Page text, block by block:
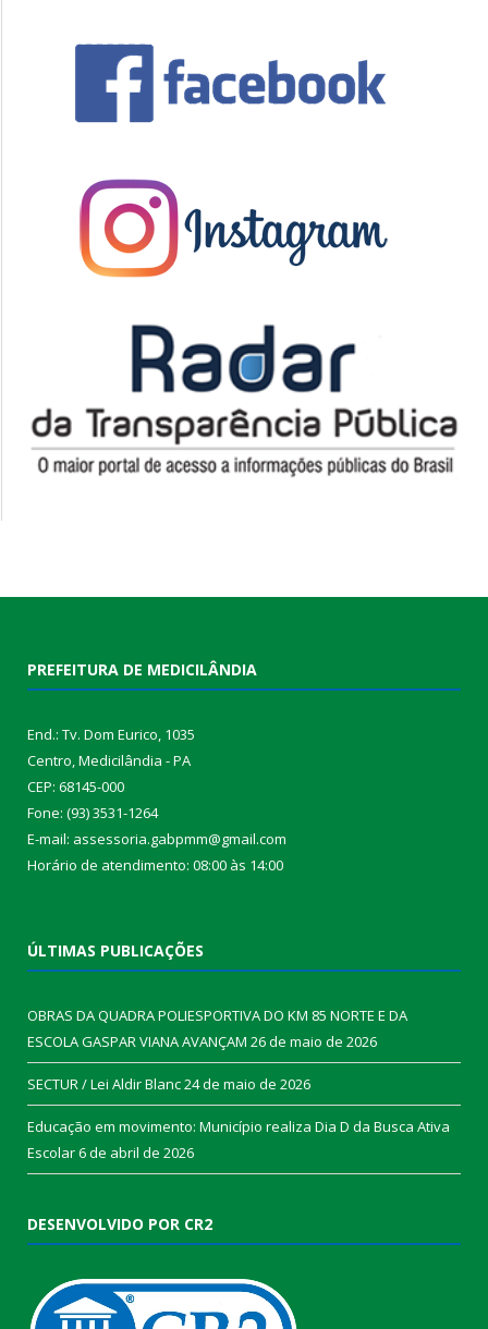
PREFEITURA DE MEDICILÂNDIA
End.: Tv. Dom Eurico, 1035
Centro, Medicilândia - PA
CEP: 68145-000
Fone: (93) 3531-1264
E-mail: assessoria.gabpmm@gmail.com
Horário de atendimento: 08:00 às 14:00
ÚLTIMAS PUBLICAÇÕES
OBRAS DA QUADRA POLIESPORTIVA DO KM 85 NORTE E DA
ESCOLA GASPAR VIANA AVANÇAM 26 de maio de 2026
SECTUR / Lei Aldir Blanc24 de maio de 2026
Educação em movimento: Município realiza Dia D da Busca Ativa
Escolar6 de abril de 2026
DESENVOLVIDO POR CR2